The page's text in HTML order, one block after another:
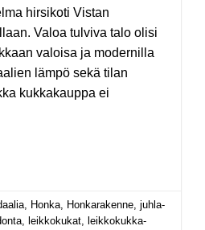
hirsikoti Vistan
Valoa tulviva talo olisi
valoisa ja modernilla
lämpö sekä tilan
kukkakauppa ei
, Honka, Honkarakenne, juhla-
, leikkokukat,
leikkokukka-